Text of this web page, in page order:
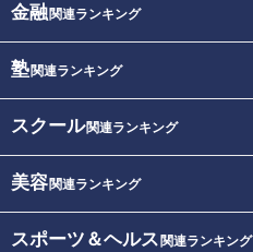
金融関連ランキング
塾関連ランキング
スクール関連ランキング
美容関連ランキング
スポーツ＆ヘルス 関連ランキング